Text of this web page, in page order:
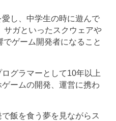
し、中学生の時に遊んで
サガといったスクウェアや
ゲーム開発者になること
グラマーとして10年以上
ームの開発、運営に携わ
飯を食う夢を見ながらス